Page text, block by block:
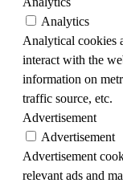
Analytics
Analytical cookies
interact with the
information on
traffic source, etc.
Advertisement
Advertisement
Advertisement
relevant ads and